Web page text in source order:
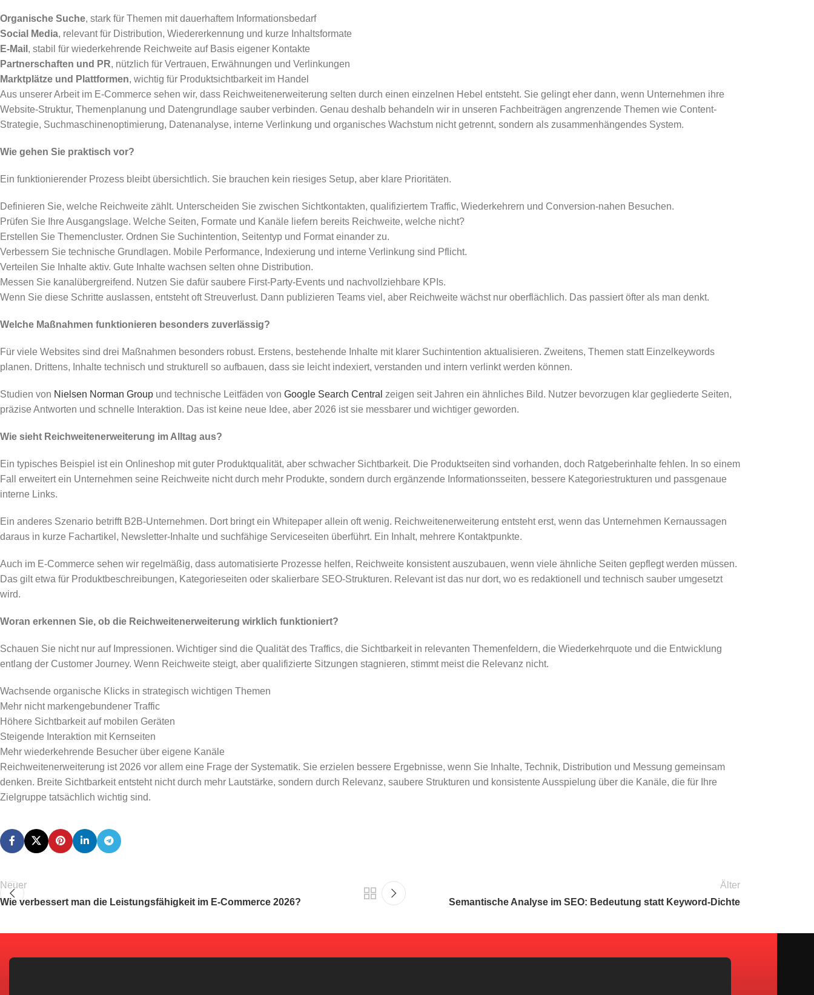
Organische Suche, stark für Themen mit dauerhaftem Informationsbedarf
Social Media, relevant für Distribution, Wiedererkennung und kurze Inhaltsformate
E-Mail , stabil für wiederkehrende Reichweite auf Basis eigener Kontakte
Partnerschaften und PR, nützlich für Vertrauen, Erwähnungen und Verlinkungen
Marktplätze und Plattformen, wichtig für Produktsichtbarkeit im Handel
Aus unserer Arbeit im E-Commerce sehen wir, dass Reichweitenerweiterung selten durch einen einzelnen Hebel entsteht. Sie gelingt eher dann, wenn Unternehmen ihre
Website-Struktur, Themenplanung und Datengrundlage sauber verbinden. Genau deshalb behandeln wir in unseren Fachbeiträgen angrenzende Themen wie Content-
Strategie, Suchmaschinenoptimierung, Datenanalyse, interne Verlinkung und organisches Wachstum nicht getrennt, sondern als zusammenhängendes System.
Wie gehen Sie praktisch vor?
Ein funktionierender Prozess bleibt übersichtlich. Sie brauchen kein riesiges Setup, aber klare Prioritäten.
Definieren Sie, welche Reichweite zählt. Unterscheiden Sie zwischen Sichtkontakten, qualifiziertem Traffic, Wiederkehrern und Conversion-nahen Besuchen.
Prüfen Sie Ihre Ausgangslage. Welche Seiten, Formate und Kanäle liefern bereits Reichweite, welche nicht?
Erstellen Sie Themencluster. Ordnen Sie Suchintention, Seitentyp und Format einander zu.
Verbessern Sie technische Grundlagen. Mobile Performance, Indexierung und interne Verlinkung sind Pflicht.
Verteilen Sie Inhalte aktiv. Gute Inhalte wachsen selten ohne Distribution.
Messen Sie kanalübergreifend. Nutzen Sie dafür saubere First-Party-Events und nachvollziehbare KPIs.
Wenn Sie diese Schritte auslassen, entsteht oft Streuverlust. Dann publizieren Teams viel, aber Reichweite wächst nur oberflächlich. Das passiert öfter als man denkt.
Welche Maßnahmen funktionieren besonders zuverlässig?
Für viele Websites sind drei Maßnahmen besonders robust. Erstens, bestehende Inhalte mit klarer Suchintention aktualisieren. Zweitens, Themen statt Einzelkeywords
planen. Drittens, Inhalte technisch und strukturell so aufbauen, dass sie leicht indexiert, verstanden und intern verlinkt werden können.
Studien von Nielsen Norman Group und technische Leitfäden von Google Search Central zeigen seit Jahren ein ähnliches Bild. Nutzer bevorzugen klar gegliederte Seiten,
präzise Antworten und schnelle Interaktion. Das ist keine neue Idee, aber 2026 ist sie messbarer und wichtiger geworden.
Wie sieht Reichweitenerweiterung im Alltag aus?
Ein typisches Beispiel ist ein Onlineshop mit guter Produktqualität, aber schwacher Sichtbarkeit. Die Produktseiten sind vorhanden, doch Ratgeberinhalte fehlen. In so einem
Fall erweitert ein Unternehmen seine Reichweite nicht durch mehr Produkte, sondern durch ergänzende Informationsseiten, bessere Kategoriestrukturen und passgenaue
interne Links.
Ein anderes Szenario betrifft B2B-Unternehmen. Dort bringt ein Whitepaper allein oft wenig. Reichweitenerweiterung entsteht erst, wenn das Unternehmen Kernaussagen
daraus in kurze Fachartikel, Newsletter-Inhalte und suchfähige Serviceseiten überführt. Ein Inhalt, mehrere Kontaktpunkte.
Auch im E-Commerce sehen wir regelmäßig, dass automatisierte Prozesse helfen, Reichweite konsistent auszubauen, wenn viele ähnliche Seiten gepflegt werden müssen.
Das gilt etwa für Produktbeschreibungen, Kategorieseiten oder skalierbare SEO-Strukturen. Relevant ist das nur dort, wo es redaktionell und technisch sauber umgesetzt
wird.
Woran erkennen Sie, ob die Reichweitenerweiterung wirklich funktioniert?
Schauen Sie nicht nur auf Impressionen. Wichtiger sind die Qualität des Traffics, die Sichtbarkeit in relevanten Themenfeldern, die Wiederkehrquote und die Entwicklung
entlang der Customer Journey. Wenn Reichweite steigt, aber qualifizierte Sitzungen stagnieren, stimmt meist die Relevanz nicht.
Wachsende organische Klicks in strategisch wichtigen Themen
Mehr nicht markengebundener Traffic
Höhere Sichtbarkeit auf mobilen Geräten
Steigende Interaktion mit Kernseiten
Mehr wiederkehrende Besucher über eigene Kanäle
Reichweitenerweiterung ist 2026 vor allem eine Frage der Systematik. Sie erzielen bessere Ergebnisse, wenn Sie Inhalte, Technik, Distribution und Messung gemeinsam
denken. Breite Sichtbarkeit entsteht nicht durch mehr Lautstärke, sondern durch Relevanz, saubere Strukturen und konsistente Ausspielung über die Kanäle, die für Ihre
Zielgruppe tatsächlich wichtig sind.
Neuer
Wie verbessert man die Leistungsfähigkeit im E-Commerce 2026?
Älter
Semantische Analyse im SEO: Bedeutung statt Keyword-Dichte